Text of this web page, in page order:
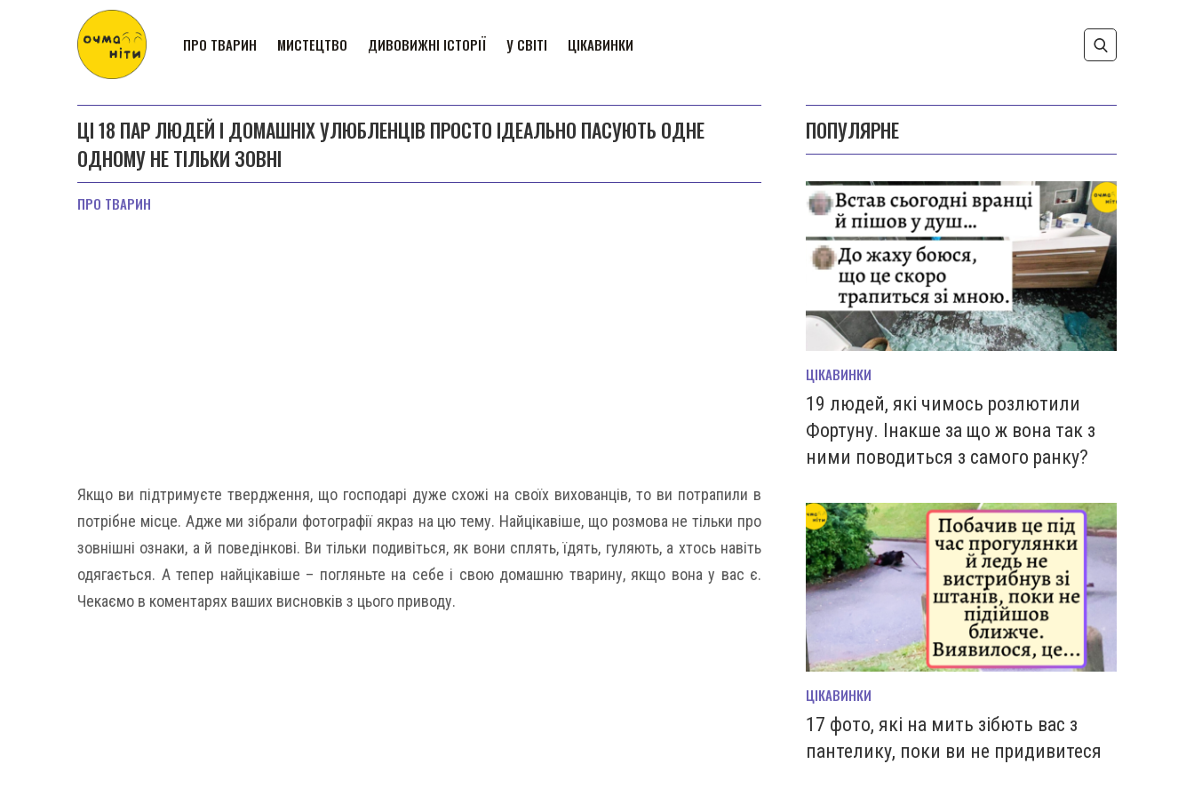
ПРО ТВАРИН МИСТЕЦТВО ДИВОВИЖНІ ІСТОРІЇ У СВІТІ ЦІКАВИНКИ
ЦІ 18 ПАР ЛЮДЕЙ І ДОМАШНІХ УЛЮБЛЕНЦІВ ПРОСТО ІДЕАЛЬНО ПАСУЮТЬ ОДНЕ
ОДНОМУ НЕ ТІЛЬКИ ЗОВНІ
ПРО ТВАРИН
Якщо ви підтримуєте твердження, що господарі дуже схожі на своїх вихованців, то ви потрапили в
потрібне місце. Адже ми зібрали фотографії якраз на цю тему. Найцікавіше, що розмова не тільки про
зовнішні ознаки, а й поведінкові. Ви тільки подивіться, як вони сплять, їдять, гуляють, а хтось навіть
одягається. А тепер найцікавіше – погляньте на себе і свою домашню тварину, якщо вона у вас є.
Чекаємо в коментарях ваших висновків з цього приводу.
ПОПУЛЯРНЕ
ЦІКАВИНКИ
19 людей, які чимось розлютили
Фортуну. Інакше за що ж вона так з
ними поводиться з самого ранку?
ЦІКАВИНКИ
17 фото, які на мить зiбють вас з
пантелику, поки ви не придивитеся